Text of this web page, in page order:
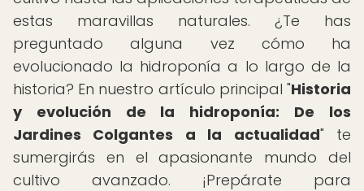
estas maravillas naturales. ¿Te has
preguntado alguna vez cómo ha
evolucionado la hidroponía a lo largo de la
historia? En nuestro artículo principal "Historia
y evolución de la hidroponía: De los
Jardines Colgantes a la actualidad" te
sumergirás en el apasionante mundo del
cultivo avanzado. ¡Prepárate para